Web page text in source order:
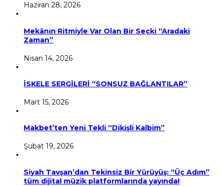
Haziran 28, 2026
Mekânın Ritmiyle Var Olan Bir Seçki “Aradaki
Zaman”
Nisan 14, 2026
İSKELE SERGİLERİ “SONSUZ BAĞLANTILAR”
Mart 15, 2026
Makbet’ten Yeni Tekli “Dikişli Kalbim”
Şubat 19, 2026
Siyah Tavşan’dan Tekinsiz Bir Yürüyüş: “Üç Adım”
tüm dijital müzik platformlarında yayında!